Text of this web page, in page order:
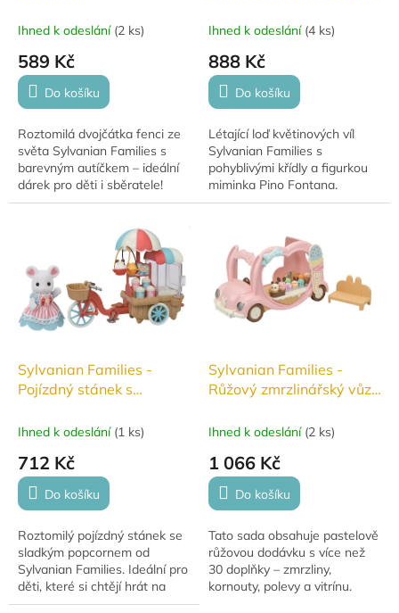
Ihned k odeslání (2 ks)
589 Kč
Do košíku
Roztomilá dvojčátka fenci ze
světa Sylvanian Families s
barevným autíčkem – ideální
dárek pro děti i sběratele!
Ihned k odeslání (4 ks)
888 Kč
Do košíku
Létající loď květinových víl
Sylvanian Families s
pohyblivými křídly a figurkou
miminka Pino Fontana.
Vozidlo obsahuje květinové
Sylvanian Families -
Pojízdný stánek s
Ihned k odeslání (1 ks)
712 Kč
Do košíku
Roztomilý pojízdný stánek se
sladkým popcornem od
Sylvanian Families. Ideální pro
děti, které si chtějí hrát na
prodejce a rozvíjet kreativitu a
Sylvanian Families -
Růžový zmrzlinářský vůz
Ihned k odeslání (2 ks)
1 066 Kč
Do košíku
Tato sada obsahuje pastelově
růžovou dodávku s více než
30 doplňky – zmrzliny,
kornouty, polevy a vitrínu.